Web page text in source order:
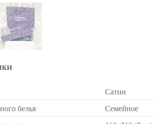
Сатин
белья
Семейное